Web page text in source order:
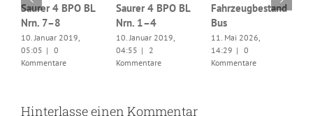
Saurer 4 BPO BL
Nrn. 7–8
10. Januar 2019,
05:05 | 0
Kommentare
Saurer 4 BPO BL
Nrn. 1–4
10. Januar 2019,
04:55 |
2
Kommentare
Fahrzeugbestand
Bus
11. Mai 2026,
14:29 | 0
Kommentare
Hinterlasse einen Kommentar